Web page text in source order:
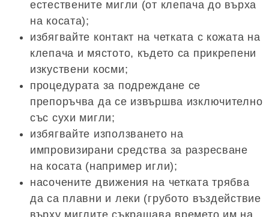
естествените мигли (от клепача до върха
на косата);
избягвайте контакт на четката с кожата на
клепача и мястото, където са прикрепени
изкуствени косми;
процедурата за подреждане се
препоръчва да се извършва изключително
със сухи мигли;
избягвайте използването на
импровизирани средства за разресване
на косата (например игли);
насочените движения на четката трябва
да са плавни и леки (грубото въздействие
върху миглите съкращава времето им на